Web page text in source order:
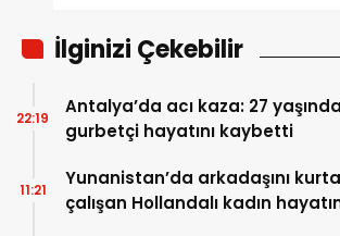
İlginizi Çekebilir
Antalya’da acı kaza: 27
gurbetçi hayatını kaybetti
22:19
Yunanistan’da arkadaşını
çalışan Hollandalı kadın
11:21